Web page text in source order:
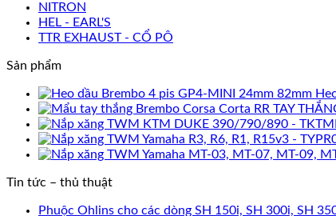
NITRON
HEL - EARL'S
TTR EXHAUST - CỔ PÔ
Sản phẩm
TAY
Tin tức – thủ thuật
Phuộc Ohlins cho các dòng SH 150i, SH 300i, SH